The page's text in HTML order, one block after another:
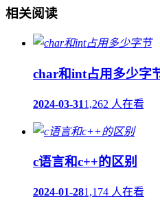
相关阅读
char和int占用多少字
2024-03-311,262 人在看
c语言和c++的区别
2024-01-281,174 人在看